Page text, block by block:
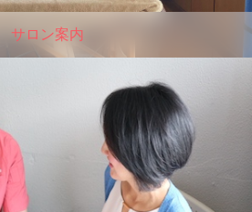
サロン案内